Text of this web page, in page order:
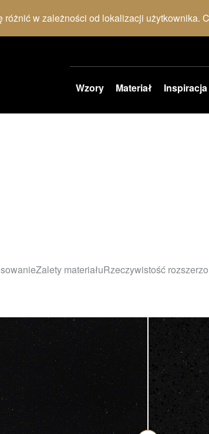
różnić w zależności od lokalizacji użytkownika.
Wzory Materiał Inspiracja
Zalety materiałuRzeczywistość